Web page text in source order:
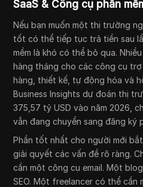
SaaS & Công cụ phần
Nếu bạn muốn một thị trường
tốt có thể tiếp tục trả tiền sau
mềm là khó có thể bỏ qua.
hàng tháng cho các công cụ trợ
hàng, thiết kế, tự động hóa và
Business Insights dự đoán thị
375,57 tỷ USD vào năm 2026,
vẫn đang chuyển sang đăng ký
Phần tốt nhất cho người mới
giải quyết các vấn đề rõ ràng.
cần một công cụ email. Một
SEO. Một freelancer có thể cần